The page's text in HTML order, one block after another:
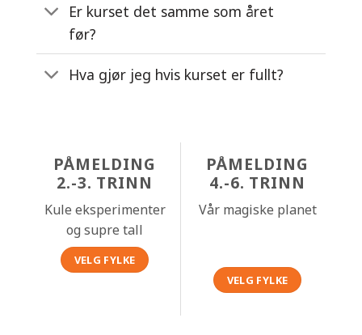
Er kurset det samme som året
før?
Hva gjør jeg hvis kurset er fullt?
PÅMELDING
2.-3. TRINN
Kule eksperimenter
og supre tall
VELG FYLKE
PÅMELDING
4.-6. TRINN
Vår magiske planet
VELG FYLKE